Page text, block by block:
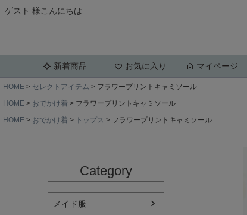
ゲスト 様こんにちは
新着商品 お気に入り マイページ
HOME セレクトアイテム
フラワープリントキャミソール
HOME
おでかけ着
フラワープリントキャミソール
HOME
おでかけ着 トップス フラワープリントキャミソール
Category
メイド服